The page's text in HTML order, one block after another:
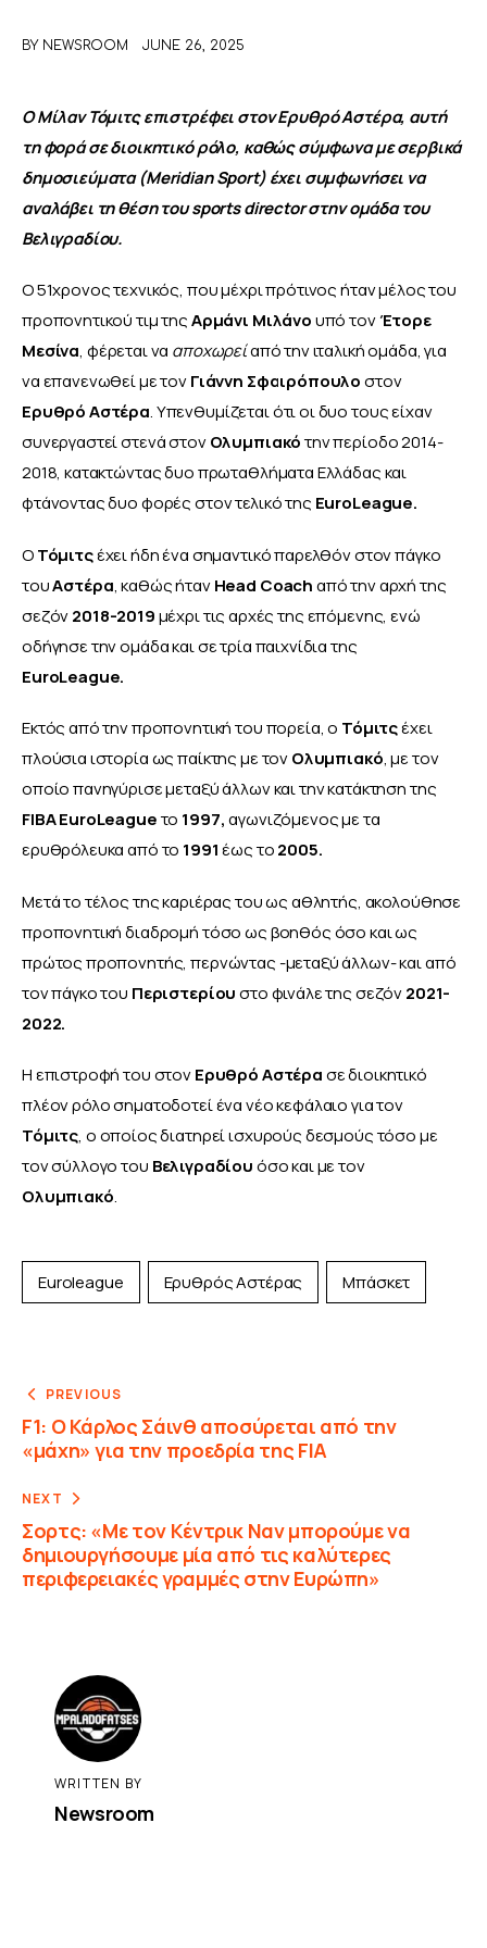
ΑΦΙΕΡΩΜΑΤΑ
MEET THE TEAM
BY NEWSROOM JUNE 26, 2025
Ο Μίλαν Τόμιτς επιστρέφει στον Ερυθρό Αστέρα, αυτή
τη φορά σε διοικητικό ρόλο, καθώς σύμφωνα με σερβικά
δημοσιεύματα (Meridian Sport) έχει συμφωνήσει να
αναλάβει τη θέση του sports director στην ομάδα του
Βελιγραδίου.
Ο 51χρονος τεχνικός, που μέχρι πρότινος ήταν μέλος του
προπονητικού τιμ της Αρμάνι Μιλάνο υπό τον Έτορε
Μεσίνα, φέρεται να αποχωρεί από την ιταλική ομάδα, για
να επανενωθεί με τον Γιάννη Σφαιρόπουλο στον
Ερυθρό Αστέρα. Υπενθυμίζεται ότι οι δυο τους είχαν
συνεργαστεί στενά στον Ολυμπιακό την περίοδο 2014-
2018, κατακτώντας δυο πρωταθλήματα Ελλάδας και
φτάνοντας δυο φορές στον τελικό της EuroLeague.
Ο Τόμιτς έχει ήδη ένα σημαντικό παρελθόν στον πάγκο
του Αστέρα, καθώς ήταν Head Coach από την αρχή της
σεζόν 2018-2019 μέχρι τις αρχές της επόμενης, ενώ
οδήγησε την ομάδα και σε τρία παιχνίδια της
EuroLeague.
Εκτός από την προπονητική του πορεία, ο Τόμιτς έχει
πλούσια ιστορία ως παίκτης με τον Ολυμπιακό, με τον
οποίο πανηγύρισε μεταξύ άλλων και την κατάκτηση της
FIBA EuroLeague το 1997, αγωνιζόμενος με τα
ερυθρόλευκα από το 1991 έως το 2005.
Μετά το τέλος της καριέρας του ως αθλητής, ακολούθησε
προπονητική διαδρομή τόσο ως βοηθός όσο και ως
πρώτος προπονητής, περνώντας -μεταξύ άλλων- και από
τον πάγκο του Περιστερίου στο φινάλε της σεζόν 2021-
2022.
Η επιστροφή του στον Ερυθρό Αστέρα σε διοικητικό
πλέον ρόλο σηματοδοτεί ένα νέο κεφάλαιο για τον
Τόμιτς, ο οποίος διατηρεί ισχυρούς δεσμούς τόσο με
τον σύλλογο του Βελιγραδίου όσο και με τον
Ολυμπιακό.
Euroleague Ερυθρός Αστέρας Μπάσκετ
PREVIOUS
F1: Ο Κάρλος Σάινθ αποσύρεται από την
«μάχη» για την προεδρία της FIA
NEXT
Σορτς: «Με τον Κέντρικ Ναν μπορούμε να
δημιουργήσουμε μία από τις καλύτερες
περιφερειακές γραμμές στην Ευρώπη»
WRITTEN BY
Newsroom